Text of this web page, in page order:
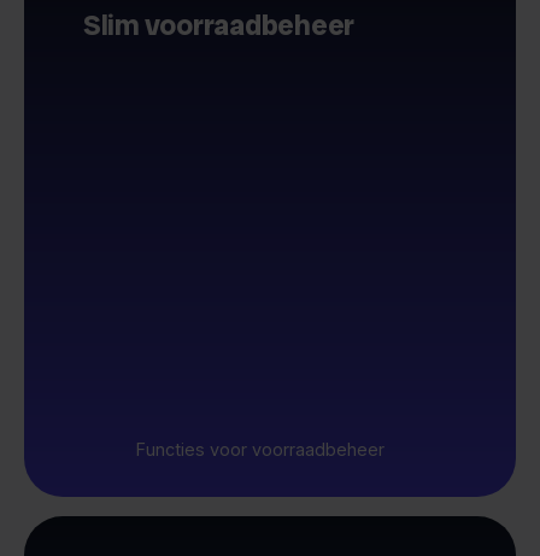
Slim voorraadbeheer
Functies voor voorraadbeheer